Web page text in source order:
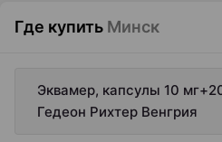
Где купить Минск
Эквамер, капсулы 10
Гедеон Рихтер Венгрия